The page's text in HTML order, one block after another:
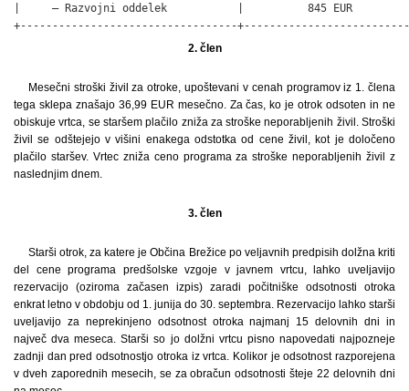
|     – Razvojni oddelek           |          845 EUR
+----------------------------------
2. člen
Mesečni stroški živil za otroke, upoštevani v cenah programov iz 1. člena
tega sklepa znašajo 36,99 EUR mesečno. Za čas, ko je otrok odsoten in ne
obiskuje vrtca, se staršem plačilo zniža za stroške neporabljenih živil. Stroški
živil se odštejejo v višini enakega odstotka od cene živil, kot je določeno
plačilo staršev. Vrtec zniža ceno programa za stroške neporabljenih živil z
naslednjim dnem.
3. člen
Starši otrok, za katere je Občina Brežice po veljavnih predpisih dolžna kriti
del cene programa predšolske vzgoje v javnem vrtcu, lahko uveljavijo
rezervacijo (oziroma začasen izpis) zaradi počitniške odsotnosti otroka
enkrat letno v obdobju od 1. junija do 30. septembra. Rezervacijo lahko starši
uveljavijo za neprekinjeno odsotnost otroka najmanj 15 delovnih dni in
največ dva meseca. Starši so jo dolžni vrtcu pisno napovedati najpozneje
zadnji dan pred odsotnostjo otroka iz vrtca. Kolikor je odsotnost razporejena
v dveh zaporednih mesecih, se za obračun odsotnosti šteje 22 delovnih dni